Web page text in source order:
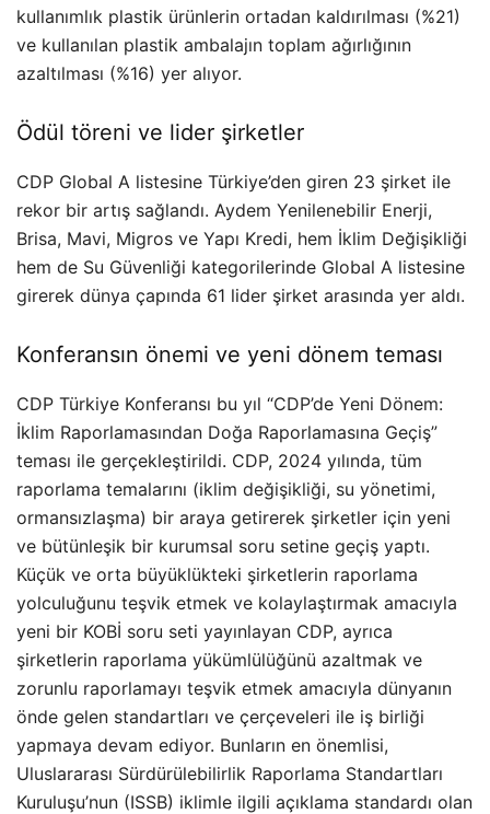
kullanımlık plastik ürünlerin ortadan kaldırılması (%21)
ve kullanılan plastik ambalajın toplam ağırlığının
azaltılması (%16) yer alıyor.
Ödül töreni ve lider şirketler
CDP Global A listesine Türkiye’den giren 23 şirket ile
rekor bir artış sağlandı. Aydem Yenilenebilir Enerji,
Brisa, Mavi, Migros ve Yapı Kredi, hem İklim Değişikliği
hem de Su Güvenliği kategorilerinde Global A listesine
girerek dünya çapında 61 lider şirket arasında yer aldı.
Konferansın önemi ve yeni dönem teması
CDP Türkiye Konferansı bu yıl “CDP’de Yeni Dönem:
İklim Raporlamasından Doğa Raporlamasına Geçiş”
teması ile gerçekleştirildi. CDP, 2024 yılında, tüm
raporlama temalarını (iklim değişikliği, su yönetimi,
ormansızlaşma) bir araya getirerek şirketler için yeni
ve bütünleşik bir kurumsal soru setine geçiş yaptı.
Küçük ve orta büyüklükteki şirketlerin raporlama
yolculuğunu teşvik etmek ve kolaylaştırmak amacıyla
yeni bir KOBİ soru seti yayınlayan CDP, ayrıca
şirketlerin raporlama yükümlülüğünü azaltmak ve
zorunlu raporlamayı teşvik etmek amacıyla dünyanın
önde gelen standartları ve çerçeveleri ile iş birliği
yapmaya devam ediyor. Bunların en önemlisi,
Uluslararası Sürdürülebilirlik Raporlama Standartları
Kuruluşu’nun (ISSB) iklimle ilgili açıklama standardı olan